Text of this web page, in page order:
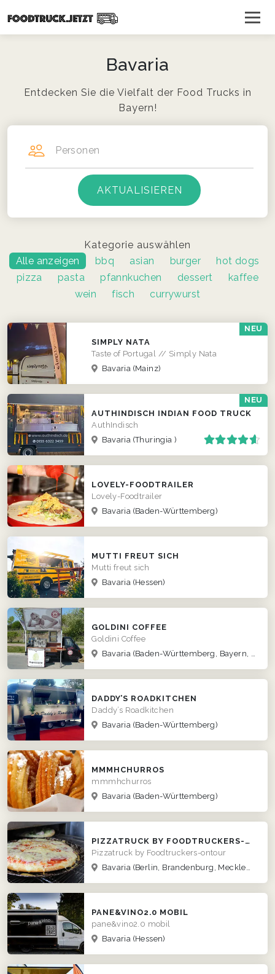
Bavaria
Entdecken Sie die Vielfalt der Food Trucks in
Bayern!
Personen
Kategorie auswählen
Alle anzeigen
bbq asian burger
hot dogs
pizza
pasta pfannkuchen dessert
kaffee
wein
fisch currywurst
NEU
SIMPLY NATA
Taste of Portugal // Simply Nata
Bavaria (Mainz)
NEU
AUTHINDISCH INDIAN FOOD TRUCK
AuthIndisch
Bavaria (Thuringia )
LOVELY-FOODTRAILER
Lovely-Foodtrailer
Bavaria (Baden-Württemberg)
MUTTI FREUT SICH
Mutti freut sich
Bavaria (Hessen)
GOLDINI COFFEE
Goldini Coffee
Bavaria (Baden-Württemberg, Bayern, Berlin, Brandenburg, Hessen, Nordrhein-Westfalen, Rheinland-Pfalz, Saarland, Sachsen, Thüringen)
DADDY’S ROADKITCHEN
Daddy’s Roadkitchen
Bavaria (Baden-Württemberg)
MMMHCHURROS
mmmhchurros
Bavaria (Baden-Württemberg)
PIZZATRUCK BY FOODTRUCKERS-ONTOUR
Pizzatruck by Foodtruckers-ontour
Bavaria (Berlin, Brandenburg, Mecklenburg-Vorpommern, Sachsen, Sachsen-Anhalt, Thüringen)
PANE&VINO2.0 MOBIL
pane&vino2.0 mobil
Bavaria (Hessen)